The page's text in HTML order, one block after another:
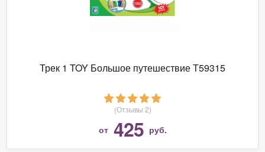
Трек 1 TOY Большое путешествие Т59315
(Отзывы 2)
от 425 руб.